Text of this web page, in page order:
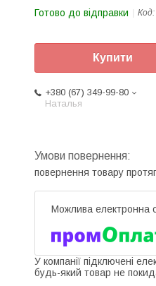
Готово до відправки Код:
Купити
+380 (67) 349-99-80
Наталья
повернення товару
У компанії підключені
будь-який товар не